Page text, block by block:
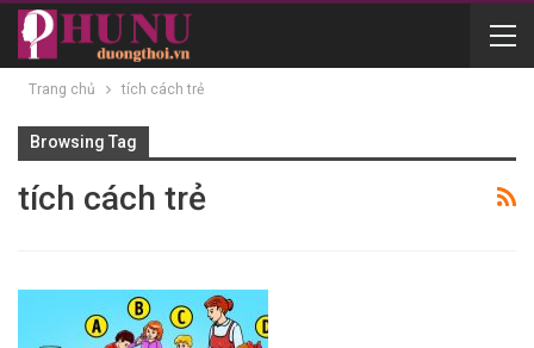
Trang chủ tích cách trẻ
Browsing Tag
tích cách trẻ